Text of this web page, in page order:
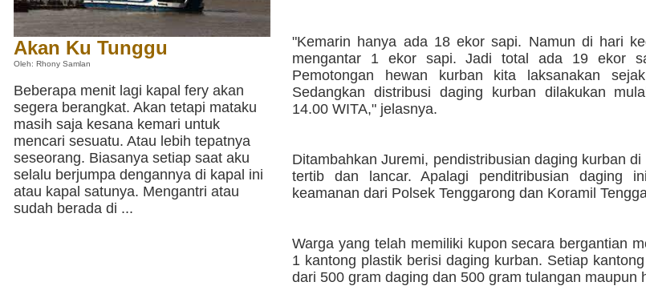
Akan Ku Tunggu
Oleh: Rhony Samlan
Beberapa menit lagi kapal fery akan
segera berangkat. Akan tetapi mataku
masih saja kesana kemari untuk
mencari sesuatu. Atau lebih tepatnya
seseorang. Biasanya setiap saat aku
selalu berjumpa dengannya di kapal ini
atau kapal satunya. Mengantri atau
sudah berada di ...
"Kemarin hanya ada 18 ekor sapi. Namun di hari
mengantar 1 ekor sapi. Jadi total ada 19 ekor
Pemotongan hewan kurban kita laksanakan
Sedangkan distribusi daging kurban dilakukan
14.00 WITA," jelasnya.
Ditambahkan Juremi, pendistribusian daging kurban
tertib dan lancar. Apalagi penditribusian daging
keamanan dari Polsek Tenggarong dan Koramil
Warga yang telah memiliki kupon secara bergantian
1 kantong plastik berisi daging kurban. Setiap
dari 500 gram daging dan 500 gram tulangan maupun